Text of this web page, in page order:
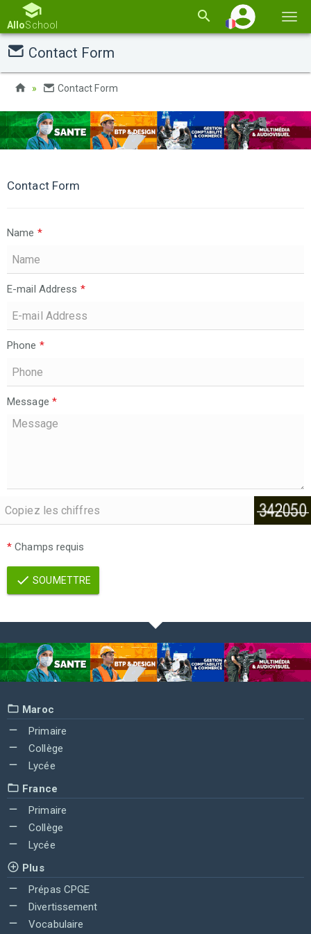
la
AlloSchool
Contact Form
Contact Form
Contact Form
Name *
E-mail Address *
Phone *
Message *
* Champs requis
SOUMETTRE
Maroc
Primaire
Collège
Lycée
France
Primaire
Collège
Lycée
Plus
Prépas CPGE
Divertissement
Vocabulaire